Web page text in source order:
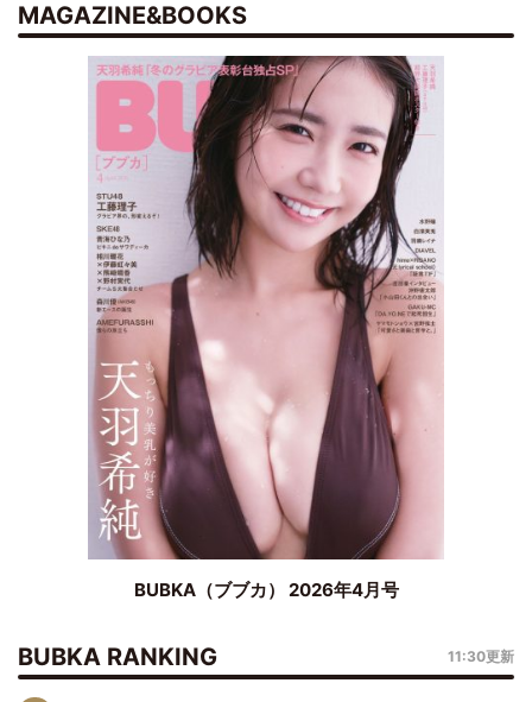
MAGAZINE&BOOKS
BUBKA（ブブカ） 2026年4月号
BUBKA RANKING 11:30更新